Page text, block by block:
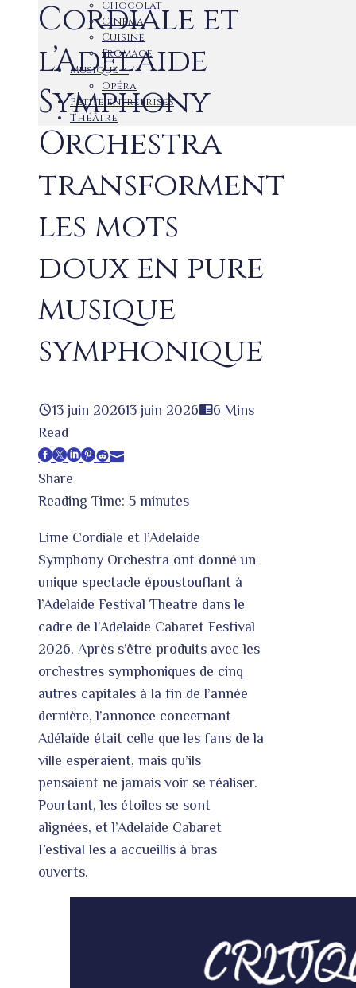
Chocolat
Cinéma
Cuisine
Fromage
Musique
Opéra
Petite entreprises
Théâtre
Cordiale et
l’Adelaide
Symphony
Orchestra
transforment
les mots
doux en pure
musique
symphonique
13 juin 202613 juin 2026
6 Mins
Read
Facebook
Twitter
LinkedIn
Pinterest
Stumbleupon
Email
Share
Reading Time: 5 minutes
Lime Cordiale et l’Adelaide
Symphony Orchestra ont donné un
unique spectacle époustouflant à
l’Adelaide Festival Theatre dans le
cadre de l’Adelaide Cabaret Festival
2026. Après s’être produits avec les
orchestres symphoniques de cinq
autres capitales à la fin de l’année
dernière, l’annonce concernant
Adélaïde était celle que les fans de la
ville espéraient, mais qu’ils
pensaient ne jamais voir se réaliser.
Pourtant, les étoiles se sont
alignées, et l’Adelaide Cabaret
Festival les a accueillis à bras
ouverts.